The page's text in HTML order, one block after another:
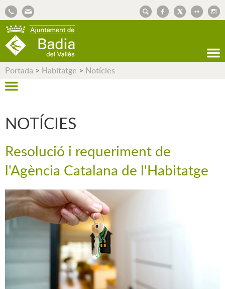
Portada > Habitatge > Notícies
NOTÍCIES
Resolució i requeriment de
l'Agència Catalana de l'Habitatge